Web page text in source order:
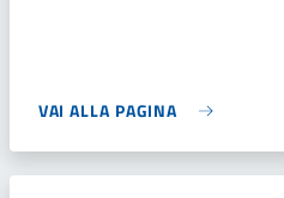
VAI ALLA PAGINA